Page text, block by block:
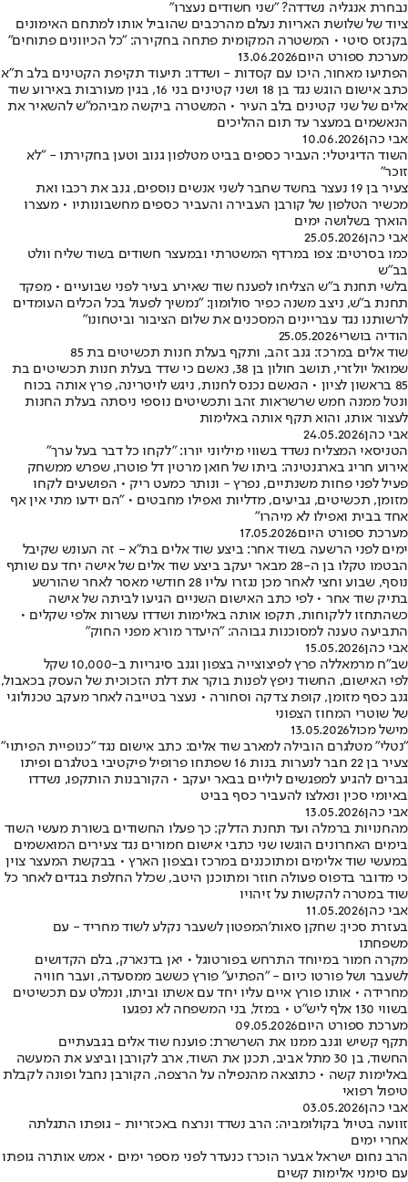
נבחרת אנגליה נשדדה? "שני חשודים נעצרו"
ציוד של שלושת האריות נעלם מהרכבים שהוביל אותו למתחם האימונים
בקנזס סיטי • המשטרה המקומית פתחה בחקירה: "כל הכיוונים פתוחים"
מערכת ספורט היום13.06.2026
הפתיעו מאחור, היכו עם קסדות - ושדדו: תיעוד תקיפת הקטינים בלב ת"א
כתב אישום הוגש נגד בן 18 ושני קטינים בני 16, בגין מעורבות באירוע שוד
אלים של שני קטינים בלב העיר • המשטרה ביקשה מביהמ"ש להשאיר את
הנאשמים במעצר עד תום ההליכים
אבי כהן10.06.2026
השוד הדיגיטלי: העביר כספים בביט מטלפון גנוב וטען בחקירתו - "לא
זוכר"
צעיר בן 19 נעצר בחשד שחבר לשני אנשים נוספים, גנב את רכבו ואת
מכשיר הטלפון של קורבן העבירה והעביר כספים מחשבונותיו • מעצרו
הוארך בשלושה ימים
אבי כהן25.05.2026
כמו בסרטים: צפו במרדף המשטרתי ובמעצר חשודים בשוד שליח וולט
בב"ש
בלשי תחנת ב"ש הצליחו לפענח שוד שאירע בעיר לפני שבועיים • מפקד
תחנת ב"ש, ניצב משנה כפיר סולומון: "נמשיך לפעול בכל הכלים העומדים
לרשותנו נגד עבריינים המסכנים את שלום הציבור וביטחונו"
הודיה בושרי25.05.2026
שוד אלים במרכז: גנב זהב, ותקף בעלת חנות תכשיטים בת 85
שמואל יולזרי, תושב חולון בן 38, נאשם כי שדד בעלת חנות תכשיטים בת
85 בראשון לציון • הנאשם נכנס לחנות, ניגש לויטרינה, פרץ אותה בכוח
ונטל ממנה חמש שרשראות זהב ותכשיטים נוספי ניסתה בעלת החנות
לעצור אותו, והוא תקף אותה באלימות
אבי כהן24.05.2026
הטניסאי המצליח נשדד בשווי מיליוני יורו: "לקחו כל דבר בעל ערך"
אירוע חריג בארגנטינה: ביתו של חואן מרטין דל פוטרו, שפרש ממשחק
פעיל לפני פחות משנתיים, נפרץ - ונותר כמעט ריק • הפושעים לקחו
מזומן, תכשיטים, גביעים, מדליות ואפילו מחבטים • "הם ידעו מתי אין אף
אחד בבית ואפילו לא מיהרו"
מערכת ספורט היום17.05.2026
ימים לפני הרשעה בשוד אחר: ביצע שוד אלים בת"א - זה העונש שקיבל
הבטמו טקלו בן ה-28 מבאר יעקב ביצע שוד אלים של אישה יחד עם שותף
נוסף, שבוע וחצי לאחר מכן נגזרו עליו 28 חודשי מאסר לאחר שהורשע
בתיק שוד אחר • לפי כתב האישום השניים הגיעו לביתה של אישה
כשהתחזו ללקוחות, תקפו אותה באלימות ושדדו עשרות אלפי שקלים •
התביעה טענה למסוכנות גבוהה: "היעדר מורא מפני החוק"
אבי כהן15.05.2026
שב"ח מרמאללה פרץ לפיצוצייה בצפון וגנב סיגריות ב-10,000 שקל
לפי האישום, החשוד ניפץ לפנות בוקר את דלת הזכוכית של העסק בכאבול,
גנב כסף מזומן, קופת צדקה וסחורה • נעצר בטייבה לאחר מעקב טכנולוגי
של שוטרי המחוז הצפוני
מישל מכול13.05.2026
"נטלי" מטלגרם הובילה למארב שוד אלים: כתב אישום נגד "כנופיית הפיתוי"
צעיר בן 22 חבר לנערות בנות 16 שפתחו פרופיל פיקטיבי בטלגרם ופיתו
גברים להגיע למפגשים ליליים בבאר יעקב • הקורבנות הותקפו, נשדדו
באיומי סכין ונאלצו להעביר כסף בביט
אבי כהן13.05.2026
מהחנויות ברמלה ועד תחנת הדלק: כך פעלו החשודים בשורת מעשי השוד
בימים האחרונים הוגשו שני כתבי אישום חמורים נגד צעירים המואשמים
במעשי שוד אלימים ומתוכננים במרכז ובצפון הארץ • בבקשת המעצר צוין
כי מדובר בדפוס פעולה חוזר ומתוכנן היטב, שכלל החלפת בגדים לאחר כל
שוד במטרה להקשות על זיהויו
אבי כהן11.05.2026
בעזרת סכין: שחקן סאות'המפטון לשעבר נקלע לשוד מחריד - עם
משפחתו
מקרה חמור במיוחד התרחש בפורטוגל • יאן בדנארק, בלם הקדושים
לשעבר ושל פורטו כיום - "הפתיע" פורץ כששב ממסעדה, ועבר חוויה
מחרידה • אותו פורץ איים עליו יחד עם אשתו וביתו, ונמלט עם תכשיטים
בשווי 130 אלף ליש"ט • במזל, בני המשפחה לא נפגעו
מערכת ספורט היום09.05.2026
תקף קשיש וגנב ממנו את השרשרת: פוענח שוד אלים בגבעתיים
החשוד, בן 30 מתל אביב, תכנן את השוד, ארב לקורבן וביצע את המעשה
באלימות קשה • כתוצאה מהנפילה על הרצפה, הקורבן נחבל ופונה לקבלת
טיפול רפואי
אבי כהן03.05.2026
זוועה בטיול בקולומביה: הרב נשדד ונרצח באכזריות - גופתו התגלתה
אחרי ימים
הרב נחום ישראל אבער הוכרז כנעדר לפני מספר ימים • אמש אותרה גופתו
עם סימני אלימות קשים